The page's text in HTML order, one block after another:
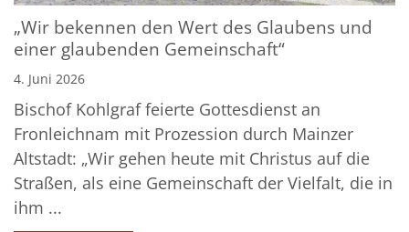
„Wir bekennen den Wert des Glaubens und
einer glaubenden Gemeinschaft“
4. Juni 2026
Bischof Kohlgraf feierte Gottesdienst an
Fronleichnam mit Prozession durch Mainzer
Altstadt: „Wir gehen heute mit Christus auf die
Straßen, als eine Gemeinschaft der Vielfalt, die in
ihm ...